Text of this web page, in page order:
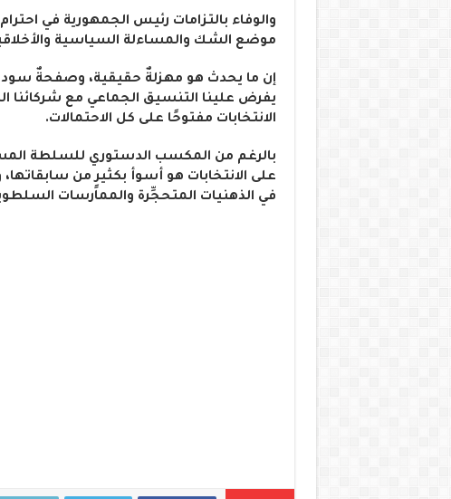
والوفاء بالتزامات رئيس الجمهورية في
موضع الشك والمساءلة السياسية
إن ما يحدث هو مهزلةٌ حقيقية، وصفحةٌ
يفرض علينا التنسيق الجماعي مع شركائنا
الانتخابات مفتوحًا على كل الاحتمالات.
بالرغم من المكسب الدستوري للسلطة
على الانتخابات هو أسوأ بكثيرٍ من سابقاتها،
في الذهنيات المتحجِّرة والممارسات